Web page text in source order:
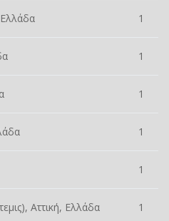
1
1
1
1
1
Αττική, Ελλάδα 1